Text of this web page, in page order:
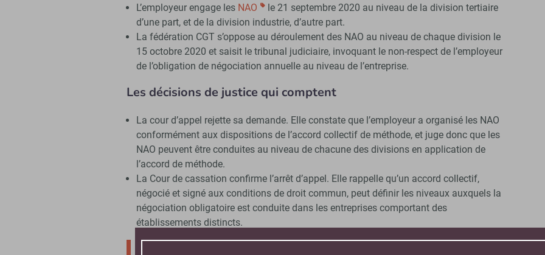
L’employeur engage les NAO
le 21 septembre 2020 au niveau de la division tertiaire
d’une part, et de la division industrie, d’autre part.
La fédération CGT s’oppose au déroulement des NAO au niveau de chaque division le
15 octobre 2020 et saisit le tribunal judiciaire, invoquant le non-respect de l’employeur
de l’obligation de négociation annuelle au niveau de l’entreprise.
Les décisions de justice qui comptent
La cour d’appel rejette sa demande. Elle constate que l’employeur a organisé les NAO
conformément aux dispositions de l’accord collectif de méthode, et juge donc que les
NAO peuvent être conduites au niveau de chacune des divisions en application de
l’accord de méthode.
La Cour de cassation confirme l’arrêt d’appel. Elle rappelle qu’un accord collectif,
négocié et signé aux conditions de droit commun, peut définir les niveaux auxquels la
négociation obligatoire est conduite dans les entreprises comportant des
établissements distincts.